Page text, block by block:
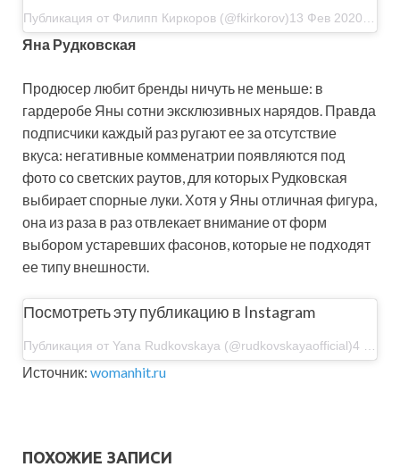
Яна Рудковская
Продюсер любит бренды ничуть не меньше: в
гардеробе Яны сотни эксклюзивных нарядов. Правда
подписчики каждый раз ругают ее за отсутствие
вкуса: негативные комменатрии появляются под
фото со светских раутов, для которых Рудковская
выбирает спорные луки. Хотя у Яны отличная фигура,
она из раза в раз отвлекает внимание от форм
выбором устаревших фасонов, которые не подходят
ее типу внешности.
Посмотреть эту публикацию в Instagram
Источник: womanhit.ru
ПОХОЖИЕ ЗАПИСИ